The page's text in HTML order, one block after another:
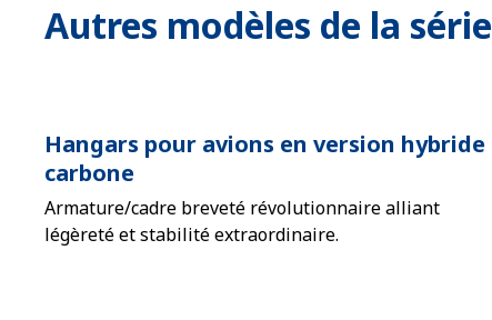
Autres modèles de la série
Hangars pour avions en version hybride
carbone
Armature/cadre breveté révolutionnaire alliant
légèreté et stabilité extraordinaire.